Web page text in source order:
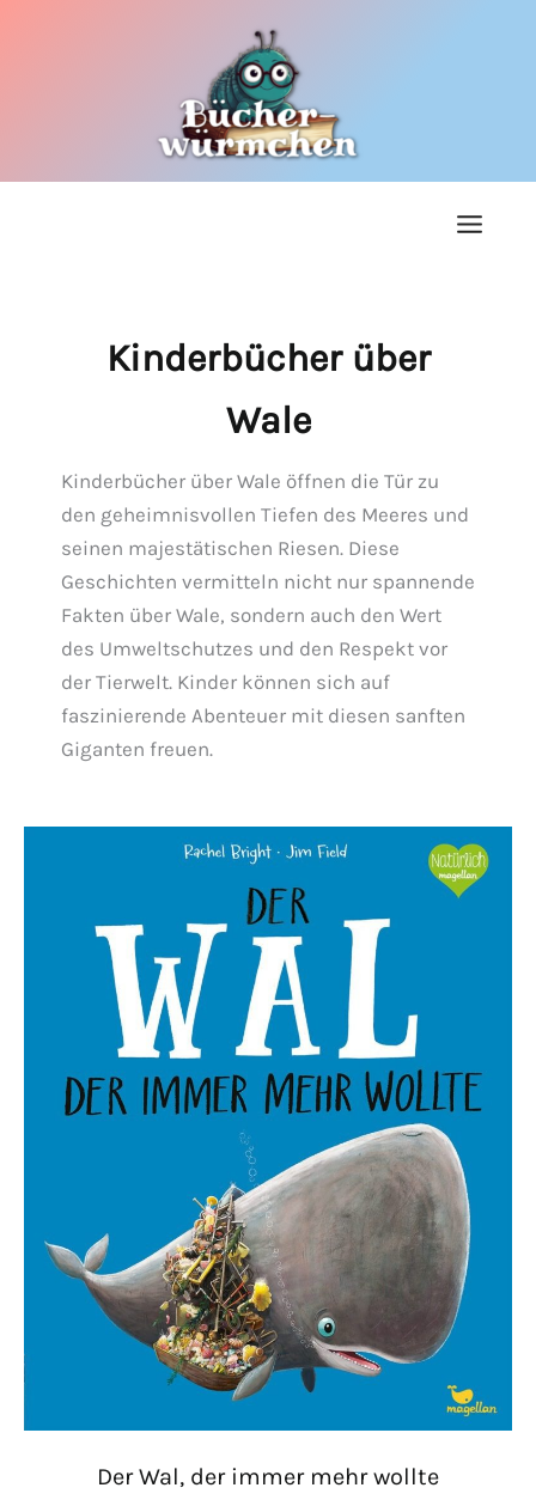
Kinderbücher über
Wale
Kinderbücher über Wale öffnen die Tür zu
den geheimnisvollen Tiefen des Meeres und
seinen majestätischen Riesen. Diese
Geschichten vermitteln nicht nur spannende
Fakten über Wale, sondern auch den Wert
des Umweltschutzes und den Respekt vor
der Tierwelt. Kinder können sich auf
faszinierende Abenteuer mit diesen sanften
Giganten freuen.
Der Wal, der immer mehr wollte